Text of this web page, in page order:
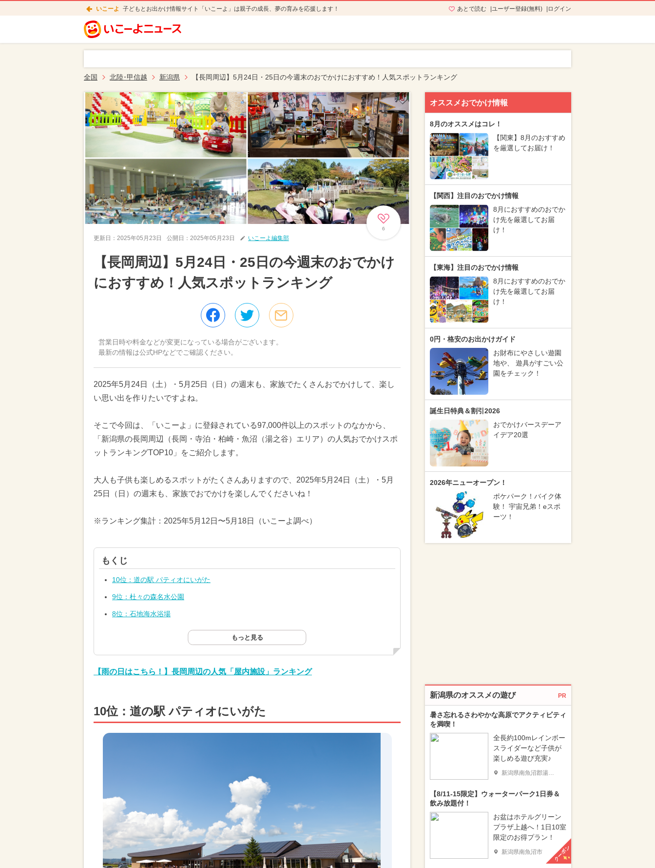
いこーよ 子どもとお出かけ情報サイト「いこーよ」は親子の成長、夢の育みを応援します！ あとで読む ユーザー登録(無料) ログイン
全国 北陸･甲信越 新潟県 【長岡周辺】5月24日・25日の今週末のおでかけにおすすめ！人気スポットランキング
6
更新日： 2025年05月23日 公開日： 2025年05月23日 いこーよ編集部
【長岡周辺】5月24日・25日の今週末のおでかけ
におすすめ！人気スポットランキング
営業日時や料金などが変更になっている場合がございます。
最新の情報は公式HPなどでご確認ください。
2025年5月24日（土）・5月25日（日）の週末も、家族でたくさんおでかけして、楽し
い思い出を作りたいですよね。
そこで今回は、「いこーよ」に登録されている97,000件以上のスポットのなかから、
「新潟県の長岡周辺（長岡・寺泊・柏崎・魚沼（湯之谷）エリア）の人気おでかけスポ
ットランキングTOP10」をご紹介します。
大人も子供も楽しめるスポットがたくさんありますので、2025年5月24日（土）・5月
25日（日）の週末も、家族でおでかけを楽しんでくださいね！
※ランキング集計：2025年5月12日〜5月18日（いこーよ調べ）
もくじ
10位：道の駅 パティオにいがた
9位：杜々の森名水公園
8位：石地海水浴場
もっと見る
【雨の日はこちら！】長岡周辺の人気「屋内施設」ランキング
10位：道の駅 パティオにいがた
オススメおでかけ情報
8月のオススメはコレ！
【関東】8月のおすすめ
を厳選してお届け！
【関西】注目のおでかけ情報
8月におすすめのおでか
け先を厳選してお届
け！
【東海】注目のおでかけ情報
8月におすすめのおでか
け先を厳選してお届
け！
0円・格安のお出かけガイド
お財布にやさしい遊園
地や、 遊具がすごい公
園をチェック！
誕生日特典＆割引2026
おでかけバースデーア
イデア20選
2026年ニューオープン！
ポケパーク！バイク体
験！ 宇宙兄弟！eスポ
ーツ！
新潟県のオススメの遊び PR
暑さ忘れるさわやかな高原でアクティビティ
を満喫！
全長約100mレインボー
スライダーなど子供が
楽しめる遊び充実♪
新潟県南魚沼郡湯沢町
【8/11-15限定】ウォーターパーク1日券＆
飲み放題付！
お盆はホテルグリーン
プラザ上越へ！1日10室
限定のお得プラン！
新潟県南魚沼市 クーポン